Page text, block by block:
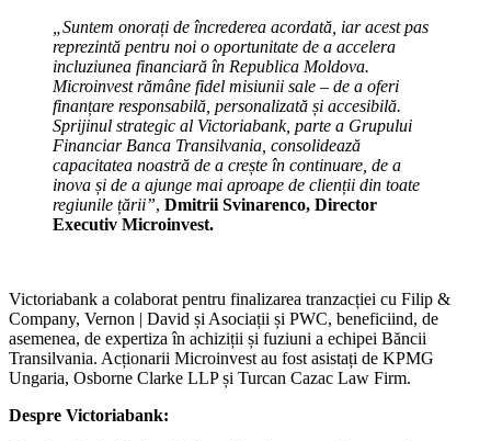
„Suntem onorați de încrederea acordată, iar acest pas
reprezintă pentru noi o oportunitate de a accelera
incluziunea financiară în Republica Moldova.
Microinvest rămâne fidel misiunii sale – de a oferi
finanțare responsabilă, personalizată și accesibilă.
Sprijinul strategic al Victoriabank, parte a Grupului
Financiar Banca Transilvania, consolidează
capacitatea noastră de a crește în continuare, de a
inova și de a ajunge mai aproape de clienții din toate
regiunile țării”, Dmitrii Svinarenco, Director
Executiv Microinvest.
Victoriabank a colaborat pentru finalizarea tranzacției cu Filip &
Company, Vernon | David și Asociații și PWC, beneficiind, de
asemenea, de expertiza în achiziții și fuziuni a echipei Băncii
Transilvania. Acționarii Microinvest au fost asistați de KPMG
Ungaria, Osborne Clarke LLP și Turcan Cazac Law Firm.
Despre Victoriabank: